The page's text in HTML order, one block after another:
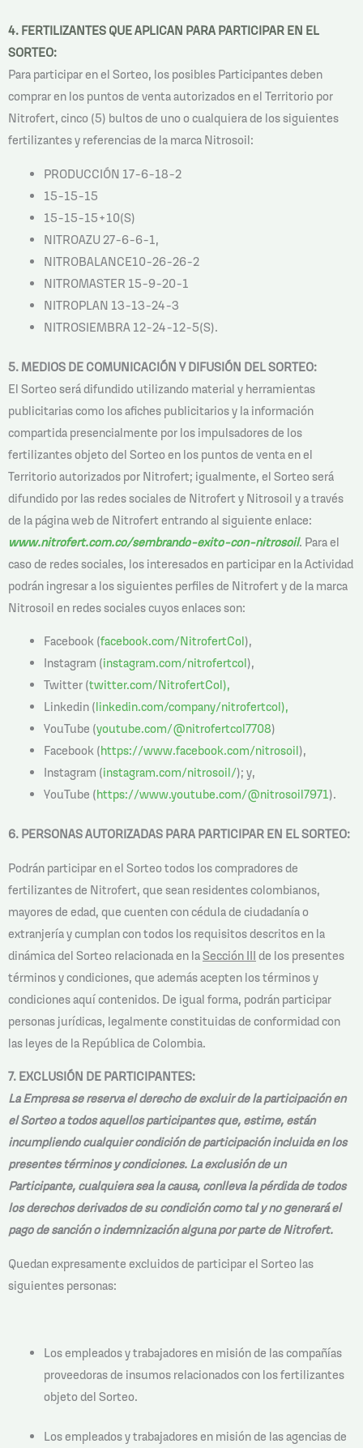
4. FERTILIZANTES QUE APLICAN PARA PARTICIPAR EN EL
SORTEO:
Para participar en el Sorteo, los posibles Participantes deben
comprar en los puntos de venta autorizados en el Territorio por
Nitrofert, cinco (5) bultos de uno o cualquiera de los siguientes
fertilizantes y referencias de la marca Nitrosoil:
PRODUCCIÓN 17-6-18-2
15-15-15
15-15-15+10(S)
NITROAZU 27-6-6-1,
NITROBALANCE10-26-26-2
NITROMASTER 15-9-20-1
NITROPLAN 13-13-24-3
NITROSIEMBRA 12-24-12-5(S).
5. MEDIOS DE COMUNICACIÓN Y DIFUSIÓN DEL SORTEO:
El Sorteo será difundido utilizando material y herramientas
publicitarias como los afiches publicitarios y la información
compartida presencialmente por los impulsadores de los
fertilizantes objeto del Sorteo en los puntos de venta en el
Territorio autorizados por Nitrofert; igualmente, el Sorteo será
difundido por las redes sociales de Nitrofert y Nitrosoil y a través
de la página web de Nitrofert entrando al siguiente enlace:
www.nitrofert.com.co/sembrando-exito-con-nitrosoil. Para el
caso de redes sociales, los interesados en participar en la Actividad
podrán ingresar a los siguientes perfiles de Nitrofert y de la marca
Nitrosoil en redes sociales cuyos enlaces son:
Facebook (facebook.com/NitrofertCol),
Instagram (instagram.com/nitrofertcol),
Twitter (twitter.com/NitrofertCol),
Linkedin (linkedin.com/company/nitrofertcol),
YouTube (youtube.com/@nitrofertcol7708)
Facebook (https://www.facebook.com/nitrosoil),
Instagram (instagram.com/nitrosoil/); y,
YouTube (https://www.youtube.com/@nitrosoil7971).
6. PERSONAS AUTORIZADAS PARA PARTICIPAR EN EL SORTEO:
Podrán participar en el Sorteo todos los compradores de
fertilizantes de Nitrofert, que sean residentes colombianos,
mayores de edad, que cuenten con cédula de ciudadanía o
extranjería y cumplan con todos los requisitos descritos en la
dinámica del Sorteo relacionada en laSección III de los presentes
términos y condiciones, que además acepten los términos y
condiciones aquí contenidos. De igual forma, podrán participar
personas jurídicas, legalmente constituidas de conformidad con
las leyes de la República de Colombia.
7. EXCLUSIÓN DE PARTICIPANTES:
La Empresa se reserva el derecho de excluir de la participación en
el Sorteo a todos aquellos participantes que, estime, están
incumpliendo cualquier condición de participación incluida en los
presentes términos y condiciones. La exclusión de un
Participante, cualquiera sea la causa, conlleva la pérdida de todos
los derechos derivados de su condición como tal y no generará el
pago de sanción o indemnización alguna por parte de Nitrofert.
Quedan expresamente excluidos de participar el Sorteo las
siguientes personas:
Los empleados y trabajadores en misión de las compañías
proveedoras de insumos relacionados con los fertilizantes
objeto del Sorteo.
Los empleados y trabajadores en misión de las agencias de